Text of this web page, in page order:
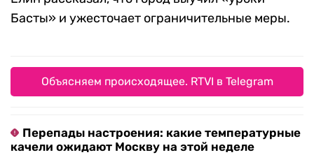
Басты» и ужесточает ограничительные меры.
Объясняем происходящее. RTVI в Telegram
Перепады настроения: какие температурные
качели ожидают Москву на этой неделе